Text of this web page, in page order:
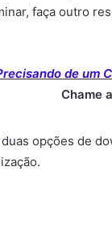
faça outro
de um
Chame
opções de